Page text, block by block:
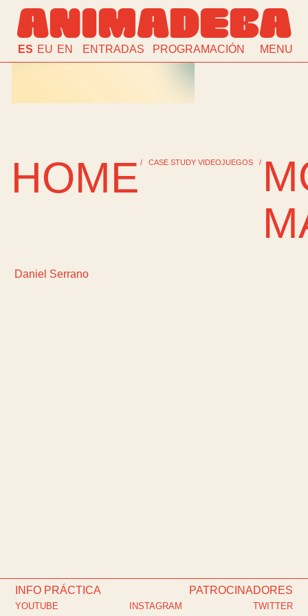
ANIMADEBA
MENU
PROGRAMACIÓN
ENTRADAS
ES EU EN
HOME / CASE STUDY VIDEOJUEGOS /
Daniel Serrano
YOUTUBE INSTAGRAM TWITTER
INFO PRÁCTICA PATROCINADORES